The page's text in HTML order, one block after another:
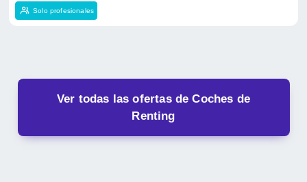
Solo profesionales
Ver todas las ofertas de Coches de
Renting